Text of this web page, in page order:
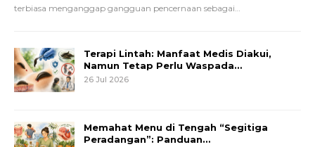
terbiasa menganggap gangguan pencernaan sebagai
Terapi Lintah: Manfaat Medis Diakui,
Namun Tetap Perlu Waspada…
26 Jul 2026
Memahat Menu di Tengah “Segitiga
Peradangan”: Panduan…